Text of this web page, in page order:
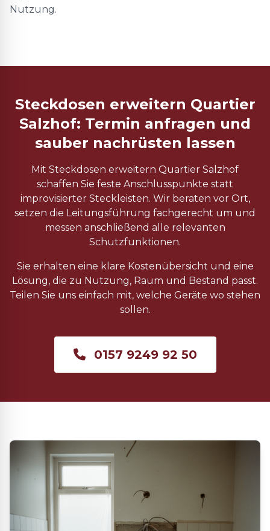
Nutzung.
Steckdosen erweitern Quartier
Salzhof: Termin anfragen und
sauber nachrüsten lassen
Mit Steckdosen erweitern Quartier Salzhof
schaffen Sie feste Anschlusspunkte statt
improvisierter Steckleisten. Wir beraten vor Ort,
setzen die Leitungsführung fachgerecht um und
messen anschließend alle relevanten
Schutzfunktionen.
Sie erhalten eine klare Kostenübersicht und eine
Lösung, die zu Nutzung, Raum und Bestand passt.
Teilen Sie uns einfach mit, welche Geräte wo stehen
sollen.
0157 9249 92 50